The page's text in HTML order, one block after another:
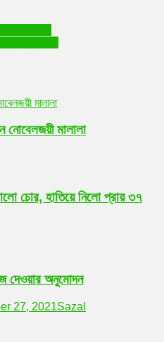
নোবেলজয়ী মালালা
চোর, হাতিয়ে নিলো প্রায় ৩৭
দেওয়ার অনুমোদন
27, 2021Sazal